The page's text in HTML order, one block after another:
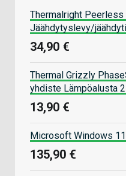
Thermalright
Jäähdytyslevy/
34,90 €
Thermal Grizzly
yhdiste Lämpöalusta
13,90 €
Microsoft Windows
135,90 €